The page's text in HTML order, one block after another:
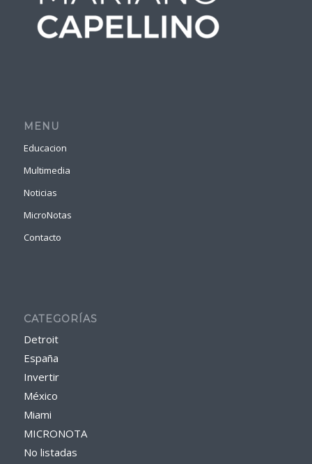
MENU
Educacion
Multimedia
Noticias
MicroNotas
Contacto
CATEGORÍAS
Detroit
España
Invertir
México
Miami
MICRONOTA
No listadas